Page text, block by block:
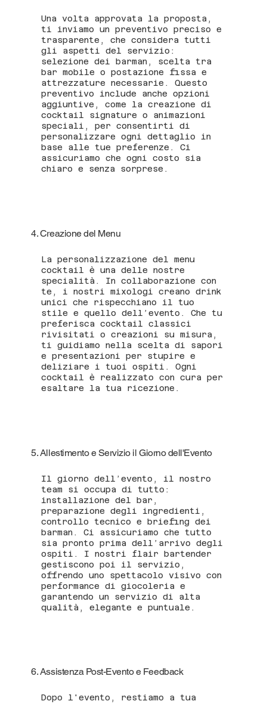
Una volta approvata la proposta,
ti inviamo un preventivo preciso e
trasparente, che considera tutti
gli aspetti del servizio:
selezione dei barman, scelta tra
bar mobile o postazione fissa e
attrezzature necessarie. Questo
preventivo include anche opzioni
aggiuntive, come la creazione di
cocktail signature o animazioni
speciali, per consentirti di
personalizzare ogni dettaglio in
base alle tue preferenze. Ci
assicuriamo che ogni costo sia
chiaro e senza sorprese.
4. Creazione del Menu
La personalizzazione del menu
cocktail è una delle nostre
specialità. In collaborazione con
te, i nostri mixologi creano drink
unici che rispecchiano il tuo
stile e quello dell’evento. Che tu
preferisca cocktail classici
rivisitati o creazioni su misura,
ti guidiamo nella scelta di sapori
e presentazioni per stupire e
deliziare i tuoi ospiti. Ogni
cocktail è realizzato con cura per
esaltare la tua ricezione.
5. Allestimento e Servizio il Giorno dell'Evento
Il giorno dell’evento, il nostro
team si occupa di tutto:
installazione del bar,
preparazione degli ingredienti,
controllo tecnico e briefing dei
barman. Ci assicuriamo che tutto
sia pronto prima dell’arrivo degli
ospiti. I nostri flair bartender
gestiscono poi il servizio,
offrendo uno spettacolo visivo con
performance di giocoleria e
garantendo un servizio di alta
qualità, elegante e puntuale.
6. Assistenza Post-Evento e Feedback
Dopo l'evento, restiamo a tua